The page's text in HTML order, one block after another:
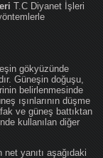
T.C Diyanet İşleri
gökyüzünde
Güneşin doğuşu,
belirlenmesinde
ışınlarının düşme
ve güneş battıktan
kullanılan diğer
yanıtı aşağıdaki